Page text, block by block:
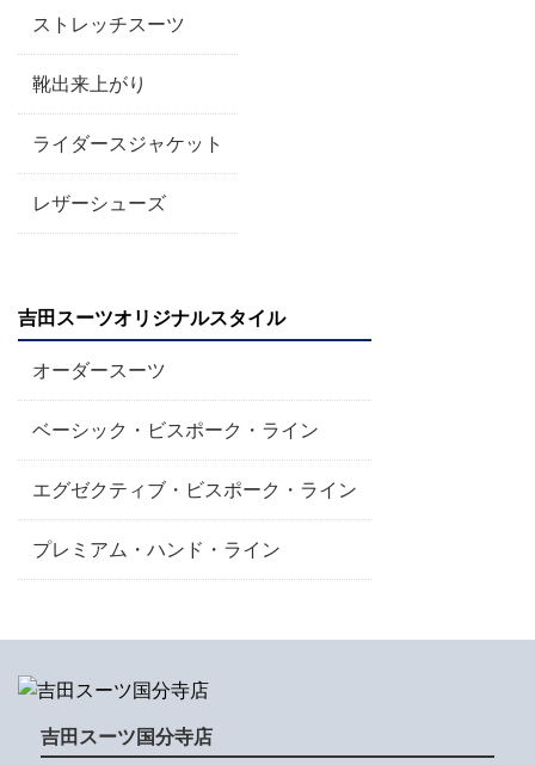
ストレッチスーツ
靴出来上がり
ライダースジャケット
レザーシューズ
吉田スーツオリジナルスタイル
オーダースーツ
ベーシック・ビスポーク・ライン
エグゼクティブ・ビスポーク・ライン
プレミアム・ハンド・ライン
吉田スーツ国分寺店